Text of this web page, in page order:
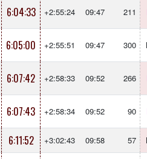
6:04:33 +2:55:24 09:47 211
6:05:00 +2:55:51 09:47 300
6:07:42 +2:58:33 09:52 266
6:07:43 +2:58:34 09:52 90
6:11:52 +3:02:43 09:58 57